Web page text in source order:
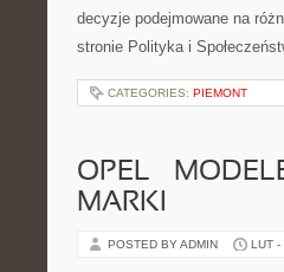
decyzje podejmowane na
stronie Polityka i
CATEGORIES: PIEMONT
OPEL –
MARKI
POSTED BY ADMIN LUT -